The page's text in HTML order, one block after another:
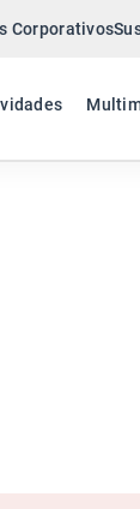
Corporativos